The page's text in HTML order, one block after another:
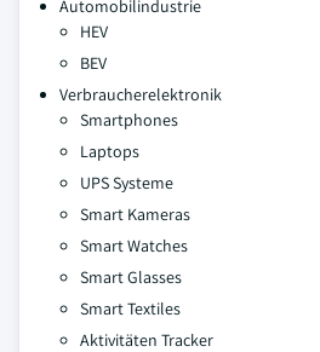
Automobilindustrie
HEV
BEV
Verbraucherelektronik
Smartphones
Laptops
UPS Systeme
Smart Kameras
Smart Watches
Smart Glasses
Smart Textiles
Aktivitäten Tracker